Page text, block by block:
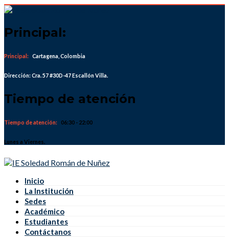
Skip
content
Principal:
Principal: Cartagena, Colombia
Dirección: Cra. 57 #30D-47 Escallón Villa.
Tiempo de atención
Tiempo de atención: 06:30 - 22:00
Lunes a Viernes.
Inicio
La Institución
Sedes
Académico
Estudiantes
Contáctanos